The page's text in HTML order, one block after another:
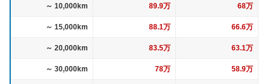
～ 10,000km 89.9万 68万
～ 15,000km 88.1万 66.6万
～ 20,000km 83.5万 63.1万
～ 30,000km 78万 58.9万